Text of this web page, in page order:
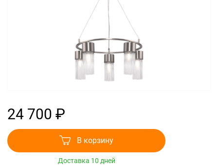
24 700 ₽
В корзину
Доставка 10 дней